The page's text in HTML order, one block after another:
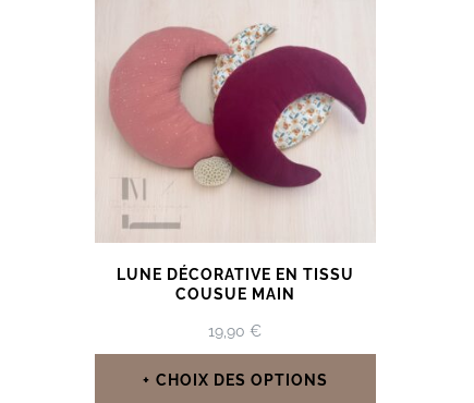
LUNE DÉCORATIVE EN TISSU
COUSUE MAIN
19,90€
CHOIX DES OPTIONS